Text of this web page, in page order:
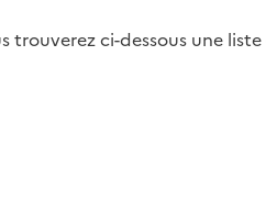
trouverez ci-dessous une